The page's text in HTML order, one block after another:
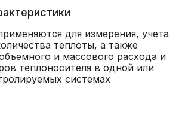
для измерения, учета
теплоты, а также
и массового расхода и
теплоносителя в одной или
системах